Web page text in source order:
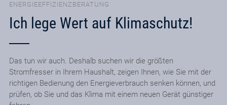
ENERGIEEFFIZIENZBERATUNG
Ich lege Wert auf Klimaschutz!
Das tun wir auch. Deshalb suchen wir die größten
Stromfresser in Ihrem Haushalt, zeigen Ihnen, wie Sie mit der
richtigen Bedienung den Energieverbrauch senken können, und
prüfen, ob Sie und das Klima mit einem neuen Gerät günstiger